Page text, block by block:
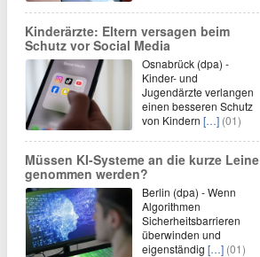
Kinderärzte: Eltern versagen beim
Schutz vor Social Media
Osnabrück (dpa) -
Kinder- und
Jugendärzte verlangen
einen besseren Schutz
von Kindern […] (01)
Müssen KI-Systeme an die kurze Leine
genommen werden?
Berlin (dpa) - Wenn
Algorithmen
Sicherheitsbarrieren
überwinden und
eigenständig […] (01)